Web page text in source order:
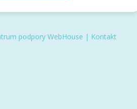
podpory WebHouse | Kontakt